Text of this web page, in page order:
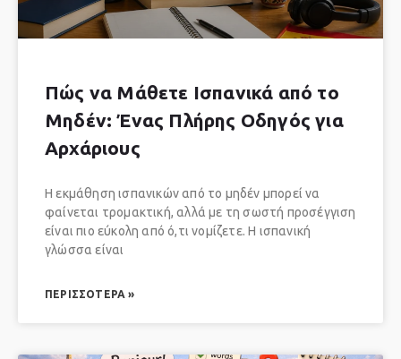
Πώς να Μάθετε Ισπανικά από το
Μηδέν: Ένας Πλήρης Οδηγός για
Αρχάριους
Η εκμάθηση ισπανικών από το μηδέν μπορεί να
φαίνεται τρομακτική, αλλά με τη σωστή προσέγγιση
είναι πιο εύκολη από ό,τι νομίζετε. Η ισπανική
γλώσσα είναι
ΠΕΡΙΣΣΌΤΕΡΑ »